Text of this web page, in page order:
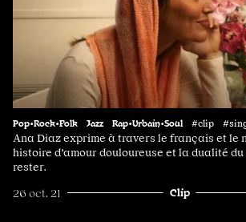
Pop•Rock•Folk Jazz Rap•Urbain•Soul #clip
Ana Diaz exprime à travers le français et le
histoire d'amour douloureuse et la dualité
rester.
26 oct. 21 Clip